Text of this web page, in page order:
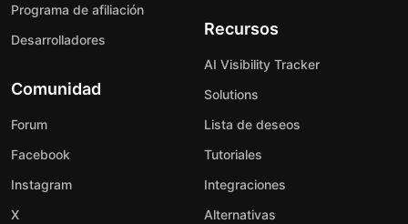
Programa de afiliación
Desarrolladores
Comunidad
Forum
Facebook
Instagram
X
Recursos
AI Visibility Tracker
Solutions
Lista de deseos
Tutoriales
Integraciones
Alternativas